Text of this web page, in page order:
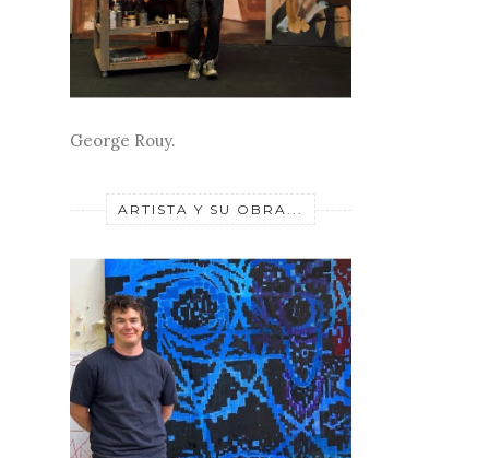
George Rouy.
ARTISTA Y SU OBRA...